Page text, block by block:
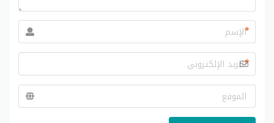
*
*